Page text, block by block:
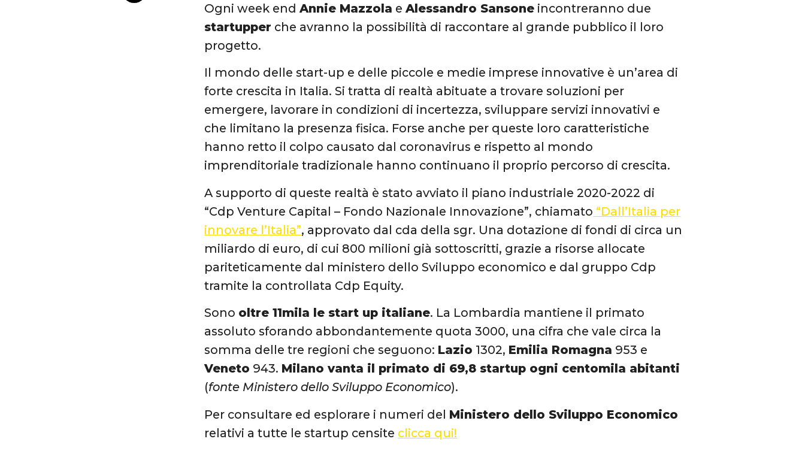
Ogni week endAnnie Mazzola eAlessandro Sansone incontreranno due
startupper che avranno la possibilità di raccontare al grande pubblico il loro
progetto.
Il mondo delle start-up e delle piccole e medie imprese innovative è un’area di
forte crescita in Italia. Si tratta di realtà abituate a trovare soluzioni per
emergere, lavorare in condizioni di incertezza, sviluppare servizi innovativi e
che limitano la presenza fisica. Forse anche per queste loro caratteristiche
hanno retto il colpo causato dal coronavirus e rispetto al mondo
imprenditoriale tradizionale hanno continuano il proprio percorso di crescita.
A supporto di queste realtà è stato avviato il piano industriale 2020-2022 di
“Cdp Venture Capital – Fondo Nazionale Innovazione”, chiamato “Dall’Italia per
innovare l’Italia”, approvato dal cda della sgr. Una dotazione di fondi di circa un
miliardo di euro, di cui 800 milioni già sottoscritti, grazie a risorse allocate
pariteticamente dal ministero dello Sviluppo economico e dal gruppo Cdp
tramite la controllata Cdp Equity.
Sono oltre 11mila le start up italiane. La Lombardia mantiene il primato
assoluto sforando abbondantemente quota 3000, una cifra che vale circa la
somma delle tre regioni che seguono: Lazio 1302, Emilia Romagna 953 e
Veneto 943. Milano vanta il primato di 69,8 startup ogni centomila abitanti
(fonte Ministero dello Sviluppo Economico).
Per consultare ed esplorare i numeri del Ministero dello Sviluppo Economico
relativi a tutte le startup censite clicca qui!